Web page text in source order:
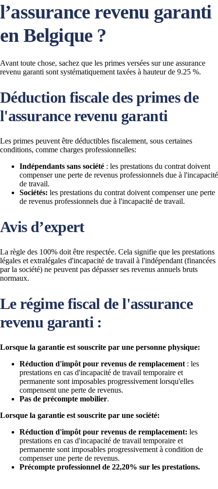
l’assurance revenu garanti
en Belgique ?
Avant toute chose, sachez que les primes versées sur une assurance
revenu garanti sont systématiquement taxées à hauteur de 9.25 %.
Déduction fiscale des primes de
l'assurance revenu garanti
Les primes peuvent être déductibles fiscalement, sous certaines
conditions, comme charges professionnelles:
Indépendants sans société : les prestations du contrat doivent
compenser une perte de revenus professionnels due à l'incapacité
de travail.
Sociétés: les prestations du contrat doivent compenser une perte
de revenus professionnels due à l'incapacité de travail.
Avis d’expert
La règle des 100% doit être respectée. Cela signifie que les prestations
légales et extralégales d'incapacité de travail à l'indépendant (financées
par la société) ne peuvent pas dépasser ses revenus annuels bruts
normaux.
Le régime fiscal de l'assurance
revenu garanti :
Lorsque la garantie est souscrite par une personne physique:
Réduction d'impôt pour revenus de remplacement : les
prestations en cas d'incapacité de travail temporaire et
permanente sont imposables progressivement lorsqu'elles
compensent une perte de revenus.
Pas de précompte mobilier.
Lorsque la garantie est souscrite par une société:
Réduction d'impôt pour revenus de remplacement: les
prestations en cas d'incapacité de travail temporaire et
permanente sont imposables progressivement à condition de
compenser une perte de revenus.
Précompte professionnel de 22,20% sur les prestations.